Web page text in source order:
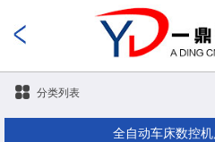
分类列表
全自动车床数控